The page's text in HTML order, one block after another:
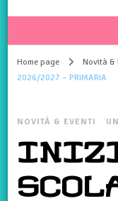
Home page Novità &
2026/2027 – PRIMARIA
NOVITÀ & EVENTI